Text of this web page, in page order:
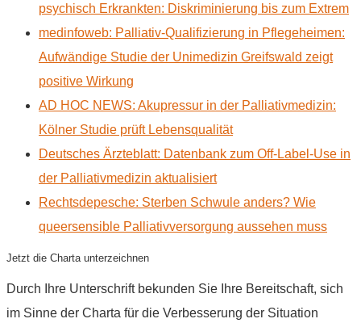
psychisch Erkrankten: Diskriminierung bis zum Extrem
medinfoweb: Palliativ-Qualifizierung in Pflegeheimen:
Aufwändige Studie der Unimedizin Greifswald zeigt
positive Wirkung
AD HOC NEWS: Akupressur in der Palliativmedizin:
Kölner Studie prüft Lebensqualität
Deutsches Ärzteblatt: Datenbank zum Off-Label-Use in
der Palliativmedizin aktualisiert
Rechtsdepesche: Sterben Schwule anders? Wie
queersensible Palliativversorgung aussehen muss
Jetzt die Charta unterzeichnen
Durch Ihre Unterschrift bekunden Sie Ihre Bereitschaft, sich
im Sinne der Charta für die Verbesserung der Situation